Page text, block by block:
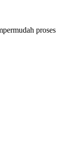
proses